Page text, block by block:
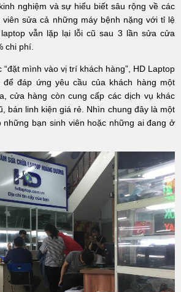
nghiệm và sự hiểu biết sâu rộng về các
viên sửa cả những máy bệnh nặng với tỉ lệ
vẫn lặp lại lỗi cũ sau 3 lần sửa cửa
chi phí.
mình vào vị trí khách hàng”, HD Laptop
đáp ứng yêu cầu của khách hàng một
cửa hàng còn cung cấp các dịch vụ khác
bán linh kiện giá rẻ. Nhìn chung đây là một
những bạn sinh viên hoặc những ai đang ở